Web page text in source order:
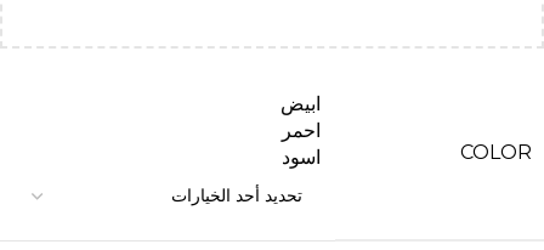
COLOR
ابيض
احمر
اسود